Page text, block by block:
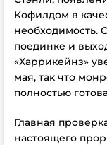
Кофилдом в
необходимость.
поединке и
«Харрикейнз»
мая, так что
полностью
Главная
настоящего